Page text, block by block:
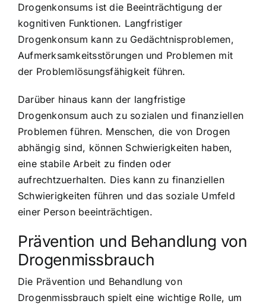
Drogenkonsums ist die Beeinträchtigung der
kognitiven Funktionen. Langfristiger
Drogenkonsum kann zu Gedächtnisproblemen,
Aufmerksamkeitsstörungen und Problemen mit
der Problemlösungsfähigkeit führen.
Darüber hinaus kann der langfristige
Drogenkonsum auch zu sozialen und finanziellen
Problemen führen. Menschen, die von Drogen
abhängig sind, können Schwierigkeiten haben,
eine stabile Arbeit zu finden oder
aufrechtzuerhalten. Dies kann zu finanziellen
Schwierigkeiten führen und das soziale Umfeld
einer Person beeinträchtigen.
Prävention und Behandlung von
Drogenmissbrauch
Die Prävention und Behandlung von
Drogenmissbrauch spielt eine wichtige Rolle, um